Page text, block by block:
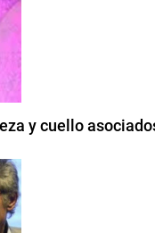
y cuello